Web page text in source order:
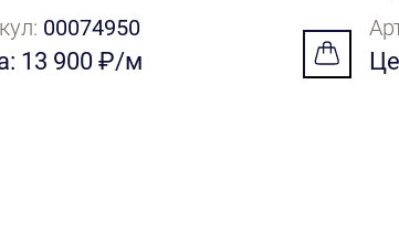
00074950
13 900 ₽/м